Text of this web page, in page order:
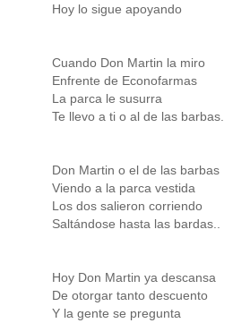
Hoy lo sigue apoyando
Cuando Don Martin la miro
Enfrente de Econofarmas
La parca le susurra
Te llevo a ti o al de las barbas.
Don Martin o el de las barbas
Viendo a la parca vestida
Los dos salieron corriendo
Saltándose hasta las bardas..
Hoy Don Martin ya descansa
De otorgar tanto descuento
Y la gente se pregunta